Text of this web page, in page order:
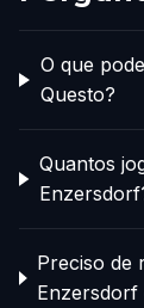
O que
Questo?
Quantos
Preciso de
Enzersdorf